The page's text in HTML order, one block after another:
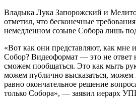
Владыка Лука Запорожский и
отметил, что бесконечные
немедленном созыве Собора лишь
«Вот как они представляют, как мне
Собор? Видеоформат — это не
сможем пообщаться. Это как мыть
можем публично высказаться, можем
равно окончательное решение
только Собора», — заявил иерарх